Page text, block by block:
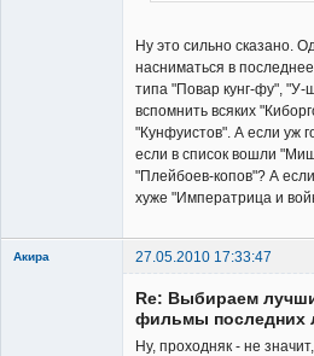
Ну это сильно сказано.
насниматься в
типа "Повар кунг-фу", "У-
вспомнить всяких
"Кунфуистов". А если уж
если в список вошли
"Плейбоев-копов"? А
хуже "Императрица и
Акира 27.05.2010 17:33:47
Re: Выбираем
фильмы последних
Ну, проходняк - не